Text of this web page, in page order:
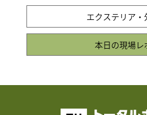
エクステリア・
本日の現場レ